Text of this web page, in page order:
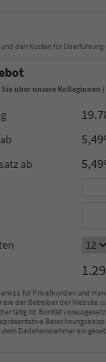
und den Kosten für
über unsere Kolleginnen
für Privatkunden und
die der Betreiber der Website
tätig ist. Bonität
Darlehensnehmer ein